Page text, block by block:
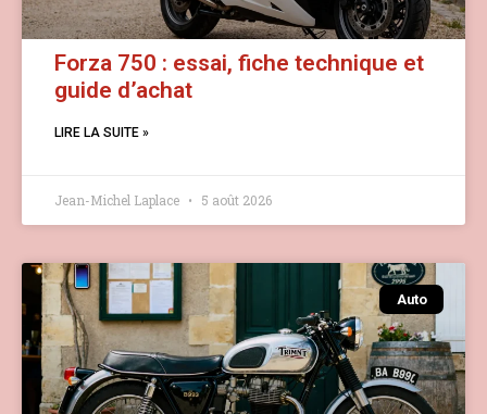
Forza 750 : essai, fiche technique et
guide d’achat
LIRE LA SUITE »
Jean-Michel Laplace 5 août 2026
Auto